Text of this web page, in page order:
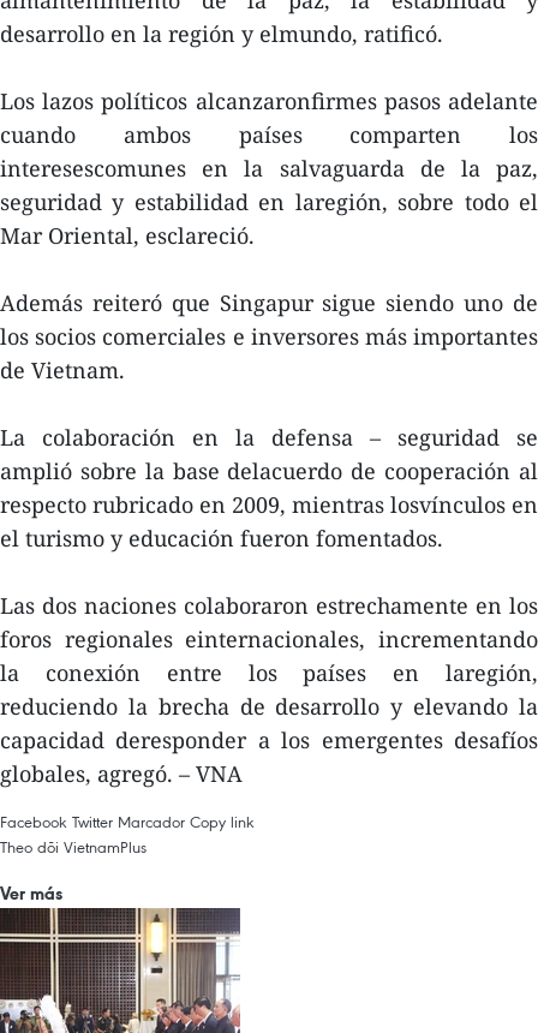
desarrollo en la región y elmundo, ratificó.
Los lazos políticos alcanzaronfirmes pasos adelante
cuando ambos países comparten los
interesescomunes en la salvaguarda de la paz,
seguridad y estabilidad en laregión, sobre todo el
Mar Oriental, esclareció.
Además reiteró que Singapur sigue siendo uno de
los socios comerciales e inversores más importantes
de Vietnam.
La colaboración en la defensa – seguridad se
amplió sobre la base delacuerdo de cooperación al
respecto rubricado en 2009, mientras losvínculos en
el turismo y educación fueron fomentados.
Las dos naciones colaboraron estrechamente en los
foros regionales einternacionales, incrementando
la conexión entre los países en laregión,
reduciendo la brecha de desarrollo y elevando la
capacidad deresponder a los emergentes desafíos
globales, agregó. – VNA
Facebook Twitter Marcador Copy link
Theo dõi VietnamPlus
Ver más